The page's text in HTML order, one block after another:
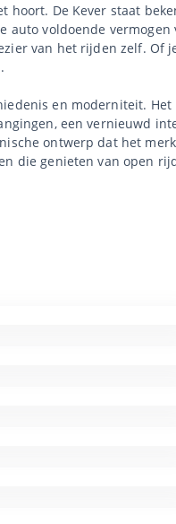
hoort. De Kever staat
voldoende
van het rijden zelf.
en moderniteit.
een vernieuwd
ontwerp dat het
die genieten van open